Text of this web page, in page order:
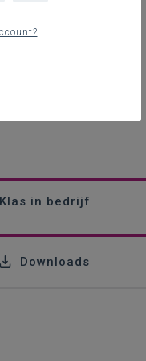
Klas in bedrijf
Downloads